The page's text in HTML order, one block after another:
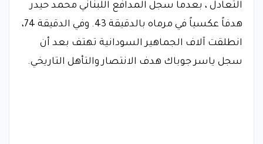
التعادل ، بعدما سجل المدافع اللبناني محمد حيدر
هدفاً عكسياً في مرماه بالدقيقة 43. وفي الدقيقة 74،
انطلقت آلاف الجماهير السودانية تهتف بعد أن
سجل ياسر جوباك هدف الانتصار والتأهل التاريخي.